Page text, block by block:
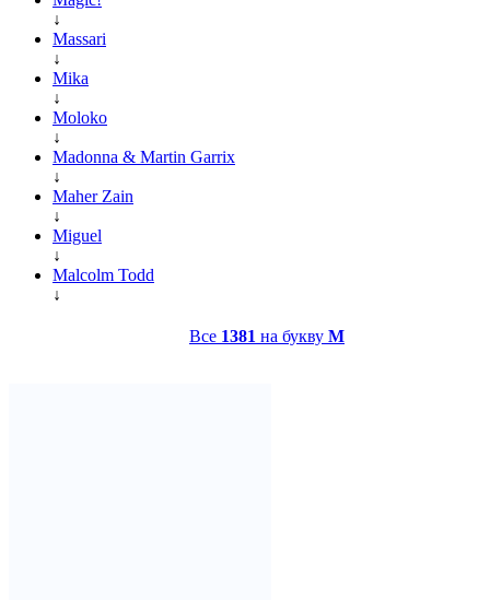
↓
Massari
↓
Mika
↓
Moloko
↓
Madonna & Martin Garrix
↓
Maher Zain
↓
Miguel
↓
Malcolm Todd
↓
Все 1381 на букву M